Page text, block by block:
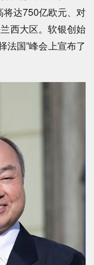
达750亿欧元、对
西大区。软银创始
法国”峰会上宣布了